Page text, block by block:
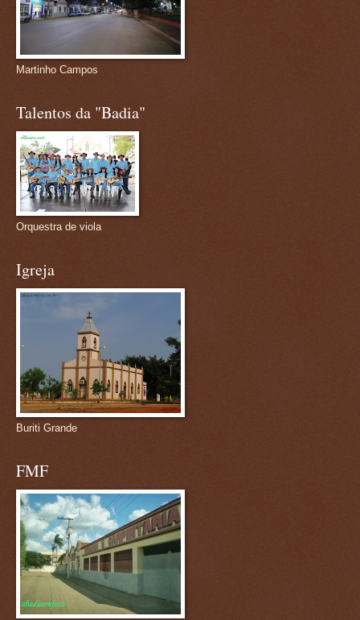
Martinho Campos
Talentos da "Badia"
Orquestra de viola
Igreja
Buriti Grande
FMF